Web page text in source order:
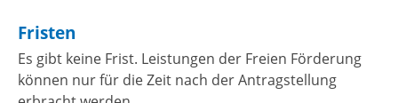
Fristen
Es gibt keine Frist. Leistungen der Freien Förderung
können nur für die Zeit nach der Antragstellung